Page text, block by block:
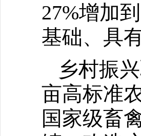
27%增加
基础、具
乡村振
亩高标准
国家级畜